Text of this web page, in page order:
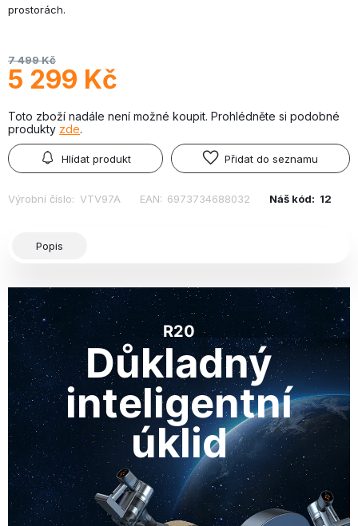
prostorách.
7 499 Kč
5 299 Kč
Toto zboží nadále není možné koupit. Prohlédněte si podobné
produkty zde.
Hlídat produkt Přidat do seznamu
Výrobní číslo: VTV97A EAN: 6973734688032 Náš kód: 12
Popis